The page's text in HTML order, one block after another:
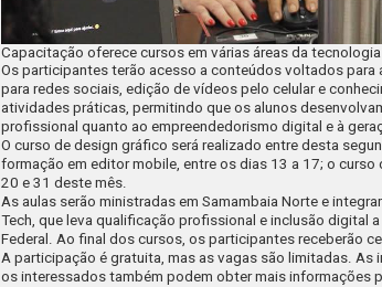
Capacitação oferece cursos em várias áreas da
Os participantes terão acesso a conteúdos voltados
para redes sociais, edição de vídeos pelo celular e
atividades práticas, permitindo que os alunos
profissional quanto ao empreendedorismo digital e à
O curso de design gráfico será realizado entre desta
formação em editor mobile, entre os dias 13 a 17; o
20 e 31 deste mês.
As aulas serão ministradas em Samambaia Norte e
Tech, que leva qualificação profissional e inclusão digital
Federal. Ao final dos cursos, os participantes receberão
A participação é gratuita, mas as vagas são limitadas.
os interessados também podem obter mais informações